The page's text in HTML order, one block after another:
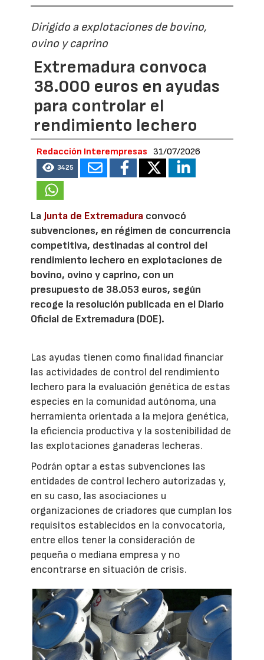
Dirigido a explotaciones de bovino,
ovino y caprino
Extremadura convoca
38.000 euros en ayudas
para controlar el
rendimiento lechero
Redacción Interempresas 31/07/2026
3425
LaJunta de Extremadura convocó
subvenciones, en régimen de concurrencia
competitiva, destinadas al control del
rendimiento lechero en explotaciones de
bovino, ovino y caprino, con un
presupuesto de 38.053 euros, según
recoge la resolución publicada en el Diario
Oficial de Extremadura (DOE).
Las ayudas tienen como finalidad financiar
las actividades de control del rendimiento
lechero para la evaluación genética de estas
especies en la comunidad autónoma, una
herramienta orientada a la mejora genética,
la eficiencia productiva y la sostenibilidad de
las explotaciones ganaderas lecheras.
Podrán optar a estas subvenciones las
entidades de control lechero autorizadas y,
en su caso, las asociaciones u
organizaciones de criadores que cumplan los
requisitos establecidos en la convocatoria,
entre ellos tener la consideración de
pequeña o mediana empresa y no
encontrarse en situación de crisis.